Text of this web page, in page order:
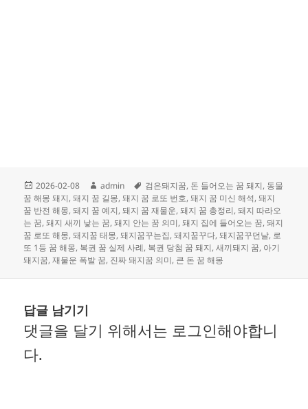
작
성
일
자
2026-02-08
글
쓴
이
admin
태
그
검은돼지꿈, 돈 들어오는 꿈 돼지, 동물
꿈 해몽 돼지,돼지 꿈 길몽,돼지 꿈 로또 번호,돼지 꿈 미신 해석,돼지
꿈 반전 해몽,돼지 꿈 예지,돼지 꿈 재물운,돼지 꿈 총정리,돼지 따라오
는 꿈,돼지 새끼 낳는 꿈,돼지 안는 꿈 의미,돼지 집에 들어오는 꿈,돼지
꿈 로또 해몽,돼지꿈 태몽,돼지꿈꾸는집,돼지꿈꾸다,돼지꿈꾸던날, 로
또 1등 꿈 해몽, 복권 꿈 실제 사례, 복권 당첨 꿈 돼지,새끼돼지 꿈, 아기
돼지꿈,재물운 폭발 꿈, 진짜 돼지꿈 의미, 큰 돈 꿈 해몽
답글 남기기
댓글을 달기 위해서는 로그인해야합니
다.